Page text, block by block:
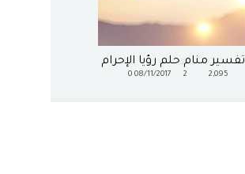
تفسير منام حلم رؤيا الإحرام
2,095
08/11/2017
0